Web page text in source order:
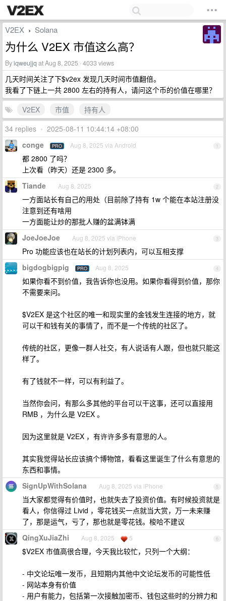
V2EX › Solana
为什么 V2EX 市值这么高？
Byiqweujjq at Aug 8, 2025 · 4033 views
几天时间关注了下$v2ex 发现几天时间市值翻倍。
我看了下链上一共 2800 左右的持有人，请问这个币的价值在哪里？
V2EX
市值
持有人
34 replies • 2025-08-11 10:44:14 +08:00
1
conge PRO Aug 8, 2025 via Android
都 2800 了吗？
上次看（昨天）还是 2300 多。
2
Tiande Aug 8, 2025
一方面站长有自己的用处（目前除了持有 1w 个能在本站注册没
注意到还有啥用
一方面能让炒的那批人赚的盆满钵满
3
JoeJoeJoe Aug 8, 2025 via iPhone
Pro 功能应该也在站长的计划列表内，可以互相支撑
4
bigdogbigpig PRO Aug 8, 2025
如果你看不到价值，我告诉你也没用。如果你看得到价值，那你
不需要来问。
$V2EX 是这个社区的唯一和现实里的金钱发生连接的地方，就
可以干和钱有关的事情了，而不是一个传统的社区了。
传统的社区，更像一群人社交，有人说话有人跟，但也就只能这
样了。
有了钱就不一样，可以有利益了。
当然你会问，有那么多其他的平台可以干这事，还可以直接用
RMB ，为什么是 V2EX 。
因为这里就是 V2EX ，有许许多多有意思的人。
其实我觉得站长应该搞个博物馆，看看这里诞生了什么有意思的
东西和事情。
5
SignUpWithSolana Aug 8, 2025 via iPhone
当大家都觉得有价值时，也就失去了投资价值。有时候投资就是
看人，你信得过 Livid ，零花钱买一点就当大赏，万一未来赚
了，那是运气，亏了，那也就是零花钱。梭哈不建议
6
QingXuJiaZhi Aug 8, 2025 5
$V2EX 市值高很合理，今天我比较忙，只列一个大纲：
- 中文论坛唯一发币，且短期内其他中文论坛发币的可能性低
- 网站本身有价值
- 用户有能力，包括第一次接触加密币、钱包这些时的分辨力和